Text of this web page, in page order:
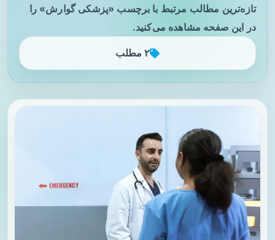
تازه‌ترین مطالب مرتبط با برچسب «پزشکی گوارش» را
در این صفحه مشاهده می‌کنید.
۲ مطلب